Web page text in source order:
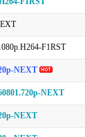
F1RST
NEXT
NEXT
NEXT